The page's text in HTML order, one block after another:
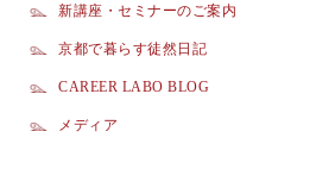
新講座・セミナーのご案内
京都で暮らす徒然日記
CAREER LABO BLOG
メディア